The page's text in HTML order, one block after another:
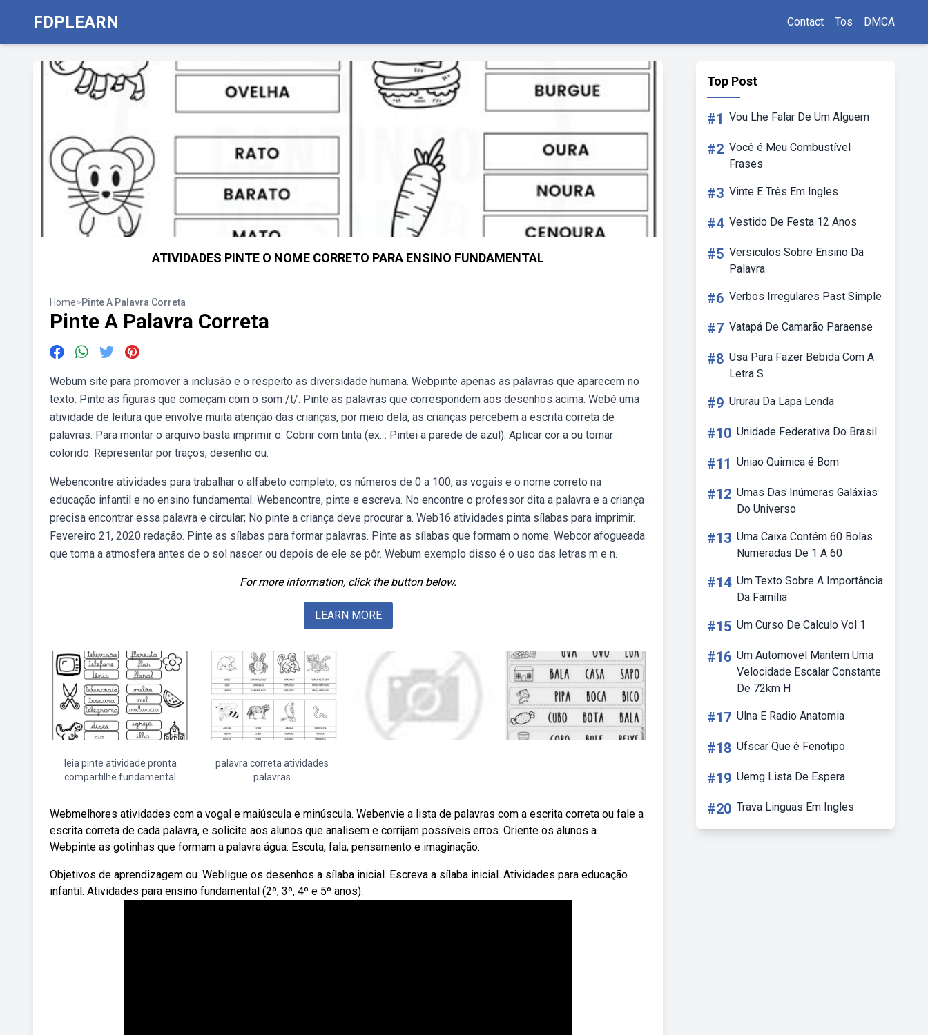
FDPLEARN Contact Tos DMCA
ATIVIDADES PINTE O NOME CORRETO PARA ENSINO FUNDAMENTAL
Home>Pinte A Palavra Correta
Pinte A Palavra Correta
Webum site para promover a inclusão e o respeito as diversidade humana. Webpinte apenas as palavras que aparecem no
texto. Pinte as figuras que começam com o som /t/. Pinte as palavras que correspondem aos desenhos acima. Webé uma
atividade de leitura que envolve muita atenção das crianças, por meio dela, as crianças percebem a escrita correta de
palavras. Para montar o arquivo basta imprimir o. Cobrir com tinta (ex. : Pintei a parede de azul). Aplicar cor a ou tornar
colorido. Representar por traços, desenho ou.
Webencontre atividades para trabalhar o alfabeto completo, os números de 0 a 100, as vogais e o nome correto na
educação infantil e no ensino fundamental. Webencontre, pinte e escreva. No encontre o professor dita a palavra e a criança
precisa encontrar essa palavra e circular; No pinte a criança deve procurar a. Web16 atividades pinta sílabas para imprimir.
Fevereiro 21, 2020 redação. Pinte as sílabas para formar palavras. Pinte as sílabas que formam o nome. Webcor afogueada
que toma a atmosfera antes de o sol nascer ou depois de ele se pôr. Webum exemplo disso é o uso das letras m e n.
For more information, click the button below.
LEARN MORE
leia pinte atividade pronta
compartilhe fundamental
palavra correta atividades
palavras
Webmelhores atividades com a vogal e maiúscula e minúscula. Webenvie a lista de palavras com a escrita correta ou fale a
escrita correta de cada palavra, e solicite aos alunos que analisem e corrijam possíveis erros. Oriente os alunos a.
Webpinte as gotinhas que formam a palavra água: Escuta, fala, pensamento e imaginação.
Objetivos de aprendizagem ou. Webligue os desenhos a sílaba inicial. Escreva a sílaba inicial. Atividades para educação
infantil. Atividades para ensino fundamental (2º, 3º, 4º e 5º anos).
Top Post
#1 Vou Lhe Falar De Um Alguem
#2 Você é Meu Combustível
Frases
#3 Vinte E Três Em Ingles
#4 Vestido De Festa 12 Anos
#5 Versiculos Sobre Ensino Da
Palavra
#6 Verbos Irregulares Past Simple
#7 Vatapá De Camarão Paraense
#8 Usa Para Fazer Bebida Com A
Letra S
#9 Ururau Da Lapa Lenda
#10 Unidade Federativa Do Brasil
#11 Uniao Quimica é Bom
#12 Umas Das Inúmeras Galáxias
Do Universo
#13 Uma Caixa Contém 60 Bolas
Numeradas De 1 A 60
#14 Um Texto Sobre A Importância
Da Família
#15 Um Curso De Calculo Vol 1
#16 Um Automovel Mantem Uma
Velocidade Escalar Constante
De 72km H
#17 Ulna E Radio Anatomia
#18 Ufscar Que é Fenotipo
#19 Uemg Lista De Espera
#20 Trava Linguas Em Ingles